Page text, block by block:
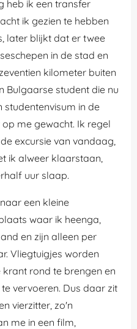
heb ik een transfer
ik gezien te hebben
later blijkt dat er twee
in de stad en
kilometer buiten
Bulgaarse student die nu
studentenvisum in de
me gewacht. Ik regel
excursie van vandaag,
ik alweer klaarstaan,
uur slaap.
een kleine
waar ik heenga,
en zijn alleen per
Vliegtuigjes worden
rond te brengen en
vervoeren. Dus daar zit
vierzitter, zo'n
me in een film,